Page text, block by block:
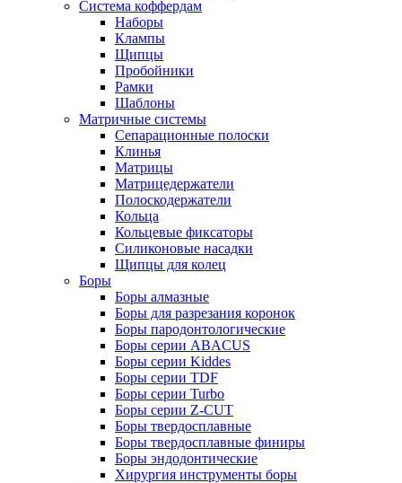
Система коффердам
Наборы
Клампы
Щипцы
Пробойники
Рамки
Шаблоны
Матричные системы
Сепарационные полоски
Клинья
Матрицы
Матрицедержатели
Полоскодержатели
Кольца
Кольцевые фиксаторы
Силиконовые насадки
Щипцы для колец
Боры
Боры алмазные
Боры для разрезания коронок
Боры пародонтологические
Боры серии ABACUS
Боры серии Kiddes
Боры серии TDF
Боры серии Turbo
Боры серии Z-CUT
Боры твердосплавные
Боры твердосплавные финиры
Боры эндодонтические
Хирургия инструменты боры